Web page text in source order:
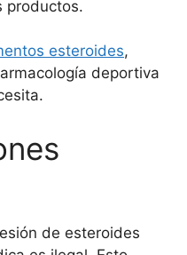
productos.
esteroides,
deportiva
de esteroides